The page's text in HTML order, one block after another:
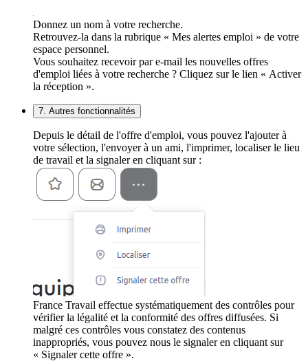
Donnez un nom à votre recherche.
Retrouvez-la dans la rubrique « Mes alertes emploi » de votre
espace personnel.
Vous souhaitez recevoir par e-mail les nouvelles offres
d'emploi liées à votre recherche ? Cliquez sur le lien « Activer
la réception ».
7. Autres fonctionnalités
Depuis le détail de l'offre d'emploi, vous pouvez l'ajouter à
votre sélection, l'envoyer à un ami, l'imprimer, localiser le lieu
de travail et la signaler en cliquant sur :
France Travail effectue systématiquement des contrôles pour
vérifier la légalité et la conformité des offres diffusées. Si
malgré ces contrôles vous constatez des contenus
inappropriés, vous pouvez nous le signaler en cliquant sur
« Signaler cette offre ».